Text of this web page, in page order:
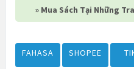
» Mua Sách Tại Những
FAHASA SHOPEE